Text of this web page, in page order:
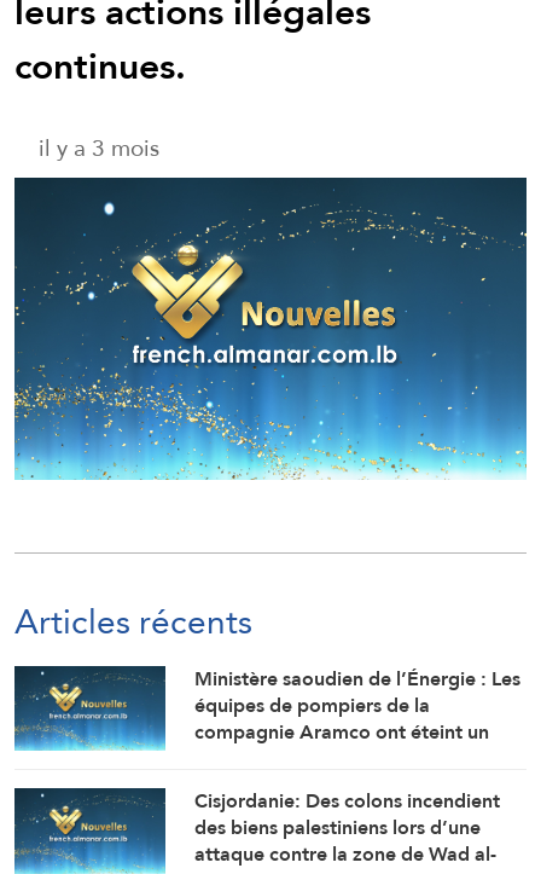
continues.
il y a 3 mois
Articles récents
Ministère saoudien de l’Énergie : Les
équipes de pompiers de la
compagnie Aramco ont éteint un
dans l’une des installations de la
raffinerie de Jizan, sans enregistrer
de blessés.
Cisjordanie: Des colons incendient
des biens palestiniens lors d’une
attaque contre la zone de Wad al-